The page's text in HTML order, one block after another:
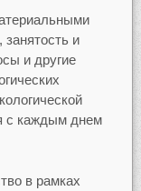
и
и другие
с каждым днем
в рамках